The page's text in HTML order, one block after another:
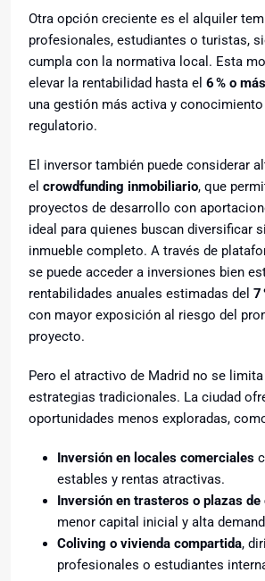
Otra opción creciente es el alquiler
profesionales, estudiantes o turistas,
cumpla con la normativa local. Esta
elevar la rentabilidad hasta el 6% o más
una gestión más activa y
regulatorio.
El inversor también puede considerar
el crowdfunding inmobiliario, que
proyectos de desarrollo con
ideal para quienes buscan diversificar
inmueble completo. A través de
se puede acceder a inversiones bien
rentabilidades anuales estimadas del 7
con mayor exposición al riesgo del
proyecto.
Pero el atractivo de Madrid no se
estrategias tradicionales. La ciudad
oportunidades menos exploradas,
Inversión en locales comerciales
estables y rentas atractivas.
Inversión en trasteros o plazas de
menor capital inicial y alta
Coliving o vivienda compartida,
profesionales o estudiantes